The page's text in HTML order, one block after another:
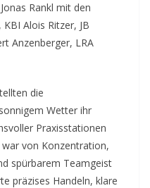
Rankl mit den
KBI Alois Ritzer, JB
Anzenberger, LRA
die
Wetter ihr
Praxisstationen
von Konzentration,
spürbarem Teamgeist
präzises Handeln, klare